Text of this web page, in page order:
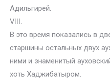
Адильгирей.
VIII.
В это время показались в
старшины остальных двух
ними и знаменитый
хоть Хаджибатыром.